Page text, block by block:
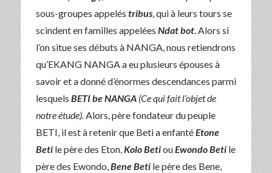
sous-groupes appelés tribus, qui à leurs tours se
scindent en familles appelées Ndat bot. Alors si
l’on situe ses débuts à NANGA, nous retiendrons
qu’EKANG NANGA a eu plusieurs épouses à
savoir et a donné d’énormes descendances parmi
lesquels BETI be NANGA (Ce qui fait l’objet de
notre étude).Alors, père fondateur du peuple
BETI, il est à retenir que Beti a enfantéEtone
Betile père des Eton,Kolo BetiouEwondo Betile
père des Ewondo,Bene Betile père des Bene,